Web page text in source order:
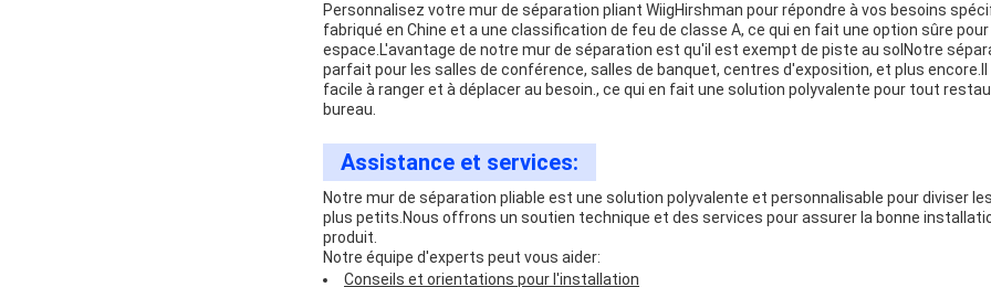
Personnalisez votre mur de séparation pliant WiigHirshman pour répondre à vos besoins
fabriqué en Chine et a une classification de feu de classe A, ce qui en fait une option sûre
espace.L'avantage de notre mur de séparation est qu'il est exempt de piste au solNotre
parfait pour les salles de conférence, salles de banquet, centres d'exposition, et plus encore.Il
facile à ranger et à déplacer au besoin., ce qui en fait une solution polyvalente pour tout
bureau.
Assistance et services:
Notre mur de séparation pliable est une solution polyvalente et personnalisable pour diviser
plus petits.Nous offrons un soutien technique et des services pour assurer la bonne
produit.
Notre équipe d'experts peut vous aider:
Conseils et orientations pour l'installation